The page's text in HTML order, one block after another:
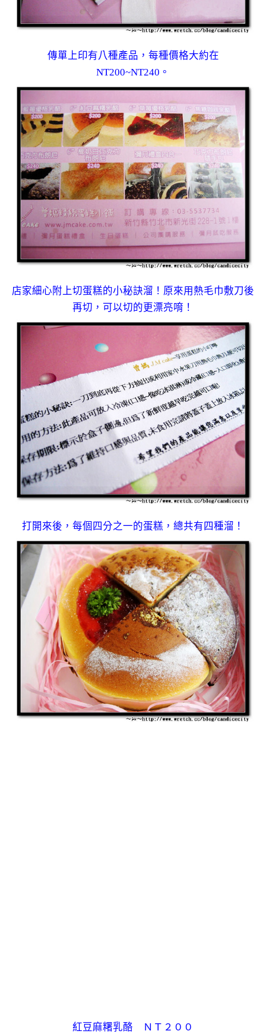
傳單上印有八種產品，每種價格大約在
NT200~NT240。
店家細心附上切蛋糕的小秘訣溜！原來用熱毛巾敷刀後
再切，可以切的更漂亮唷！
打開來後，每個四分之一的蛋糕，總共有四種溜！
紅豆麻糬乳酪 ＮＴ２００